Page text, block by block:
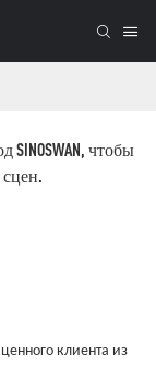
чтобы
клиента из